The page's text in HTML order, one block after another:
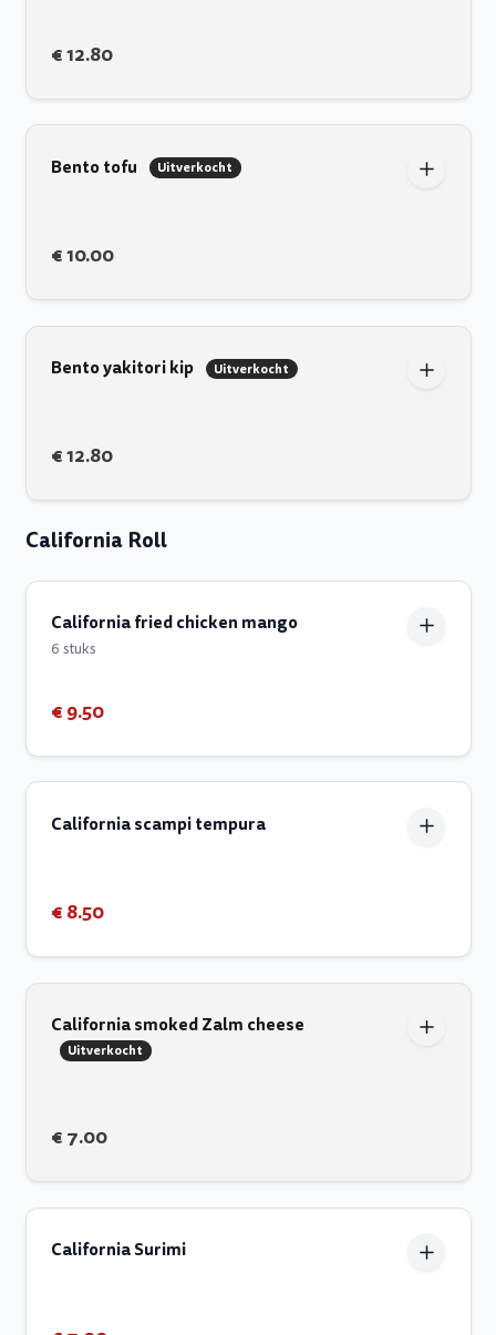
€ 12.80
Bento tofu Uitverkocht
€ 10.00
Bento yakitori kip Uitverkocht
€ 12.80
California Roll
California fried chicken mango
6 stuks
€ 9.50
California scampi tempura
€ 8.50
California smoked Zalm cheese
Uitverkocht
€ 7.00
California Surimi